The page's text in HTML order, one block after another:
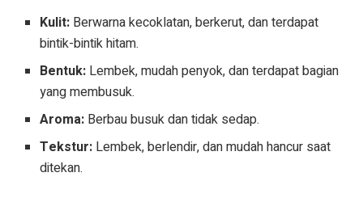
Kulit: Berwarna kecoklatan, berkerut, dan terdapat
bintik-bintik hitam.
Bentuk: Lembek, mudah penyok, dan terdapat bagian
yang membusuk.
Aroma: Berbau busuk dan tidak sedap.
Tekstur: Lembek, berlendir, dan mudah hancur saat
ditekan.